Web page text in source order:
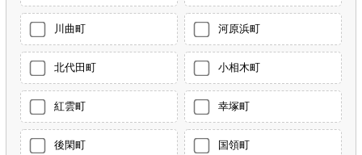
川曲町 河原浜町
北代田町 小相木町
紅雲町 幸塚町
後閑町 国領町